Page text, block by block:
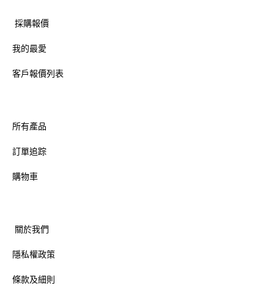
採購報價
我的最愛
客戶報價列表
所有產品
訂單追踪
購物車
關於我們
隱私權政策
條款及細則